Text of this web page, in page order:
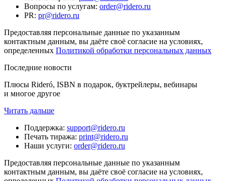
Вопросы по услугам: order@ridero.ru
PR: pr@ridero.ru
Предоставляя персональные данные по указанным
контактным данным, вы даёте своё согласие на условиях,
определенных Политикой обработки персональных данных
Последние новости
Плюсы Rideró, ISBN в подарок, буктрейлеры, вебинары
и многое другое
Читать дальше
Поддержка: support@ridero.ru
Печать тиража: print@ridero.ru
Наши услуги: order@ridero.ru
Предоставляя персональные данные по указанным
контактным данным, вы даёте своё согласие на условиях,